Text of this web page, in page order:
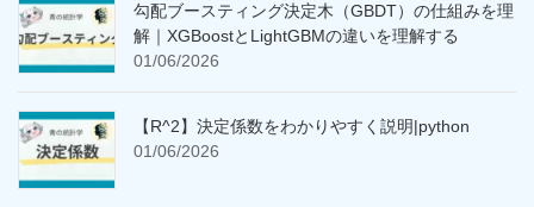
勾配ブースティング決定木（GBDT）の仕組みを理
解｜XGBoostとLightGBMの違いを理解する
01/06/2026
【R^2】決定係数をわかりやすく説明|python
01/06/2026